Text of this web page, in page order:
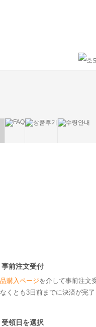
事前注文受付
購入ページを介して事前注文
くとも3日前までに決済が完
受領日を選択